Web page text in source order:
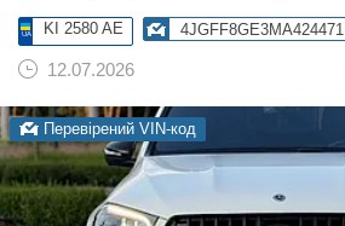
KI 2580 AE 4JGFF8GE3MA424471
12.07.2026
Перевірений VIN-код